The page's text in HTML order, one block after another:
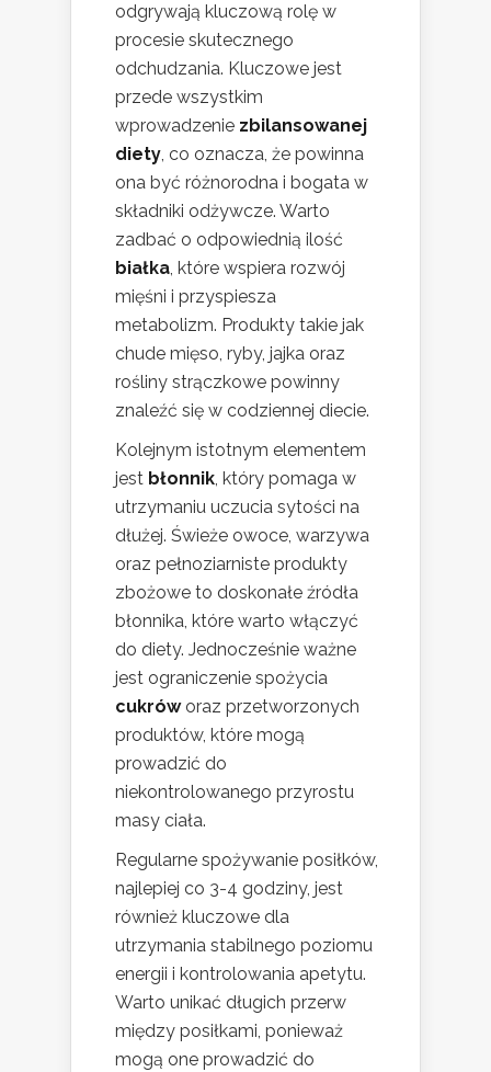
odgrywają kluczową rolę w
procesie skutecznego
odchudzania. Kluczowe jest
przede wszystkim
wprowadzenie zbilansowanej
diety, co oznacza, że powinna
ona być różnorodna i bogata w
składniki odżywcze. Warto
zadbać o odpowiednią ilość
białka, które wspiera rozwój
mięśni i przyspiesza
metabolizm. Produkty takie jak
chude mięso, ryby, jajka oraz
rośliny strączkowe powinny
znaleźć się w codziennej diecie.
Kolejnym istotnym elementem
jest błonnik, który pomaga w
utrzymaniu uczucia sytości na
dłużej. Świeże owoce, warzywa
oraz pełnoziarniste produkty
zbożowe to doskonałe źródła
błonnika, które warto włączyć
do diety. Jednocześnie ważne
jest ograniczenie spożycia
cukróworaz przetworzonych
produktów, które mogą
prowadzić do
niekontrolowanego przyrostu
masy ciała.
Regularne spożywanie posiłków,
najlepiej co 3-4 godziny, jest
również kluczowe dla
utrzymania stabilnego poziomu
energii i kontrolowania apetytu.
Warto unikać długich przerw
między posiłkami, ponieważ
mogą one prowadzić do